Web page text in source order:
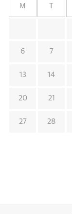
M
6 7
13 14
20 21
27 28